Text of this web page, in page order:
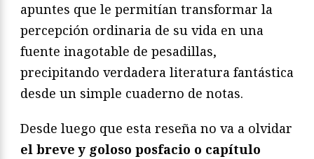
apuntes que le permitían transformar la
percepción ordinaria de su vida en una
fuente inagotable de pesadillas,
precipitando verdadera literatura fantástica
desde un simple cuaderno de notas.
Desde luego que esta reseña no va a olvidar
el breve y goloso posfacio o capítulo